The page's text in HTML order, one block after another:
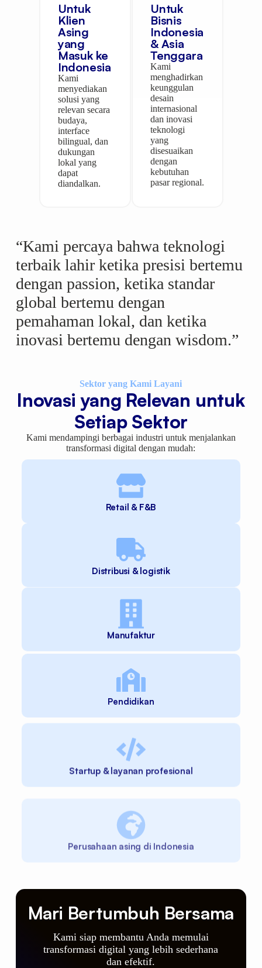
Untuk
Klien
Asing
yang
Masuk ke
Indonesia
Kami
menyediakan
solusi yang
relevan secara
budaya,
interface
bilingual, dan
dukungan
lokal yang
dapat
diandalkan.
Untuk
Bisnis
Indonesia
& Asia
Tenggara
Kami
menghadirkan
keunggulan
desain
internasional
dan inovasi
teknologi
yang
disesuaikan
dengan
kebutuhan
pasar regional.
“Kami percaya bahwa teknologi
terbaik lahir ketika presisi bertemu
dengan passion, ketika standar
global bertemu dengan
pemahaman lokal, dan ketika
inovasi bertemu dengan wisdom.”
Sektor yang Kami Layani
Inovasi yang Relevan untuk
Setiap Sektor
Kami mendampingi berbagai industri untuk menjalankan
transformasi digital dengan mudah:
Retail & F&B
Distribusi & logistik
Manufaktur
Pendidikan
Startup & layanan profesional
Perusahaan asing di Indonesia
Mari Bertumbuh Bersama
Kami siap membantu Anda memulai
transformasi digital yang lebih sederhana
dan efektif.